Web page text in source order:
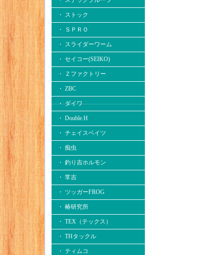
・ ストック
・ ＳＰＲＯ
・ スライダーワーム
・ セイコー(SEIKO)
・ Ｚファクトリー
・ ZBC
・ ダイワ
・ Double.H
・ チェイスベイツ
・ 痴虫
・ 釣り吉ホルモン
・ 常吉
・ ツッガーFROG
・ 椿研究所
・ TEX（テックス）
・ THタックル
・ ティムコ